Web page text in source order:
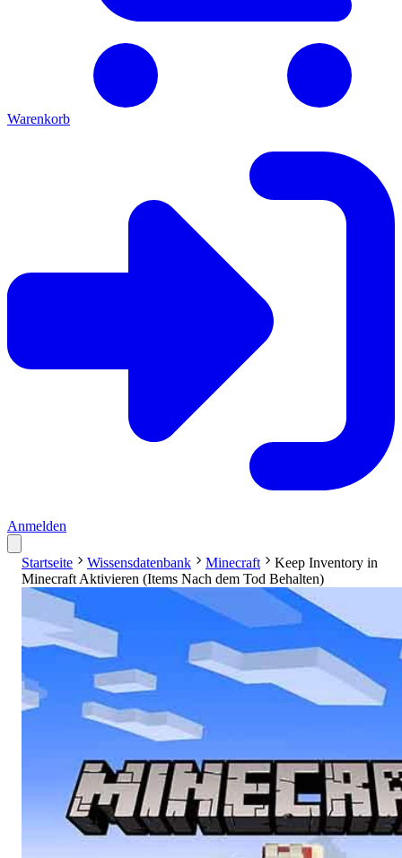
Warenkorb
Anmelden
Startseite Wissensdatenbank Minecraft
Keep Inventory in
Minecraft Aktivieren (Items Nach dem Tod Behalten)